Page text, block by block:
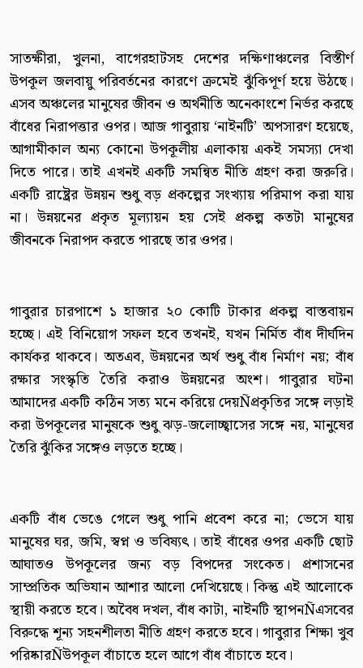
সাতক্ষীরা, খুলনা, বাগেরহাটসহ দেশের দক্ষিণাঞ্চলের বিস্তীর্ণ
উপকূল জলবায়ু পরিবর্তনের কারণে ক্রমেই ঝুঁকিপূর্ণ হয়ে উঠছে।
এসব অঞ্চলের মানুষের জীবন ও অর্থনীতি অনেকাংশে নির্ভর করছে
বাঁধের নিরাপত্তার ওপর। আজ গাবুরায় ‘নাইনটি’ অপসারণ হয়েছে,
আগামীকাল অন্য কোনো উপকূলীয় এলাকায় একই সমস্যা দেখা
দিতে পারে। তাই এখনই একটি সমন্বিত নীতি গ্রহণ করা জরুরি।
একটি রাষ্ট্রের উন্নয়ন শুধু বড় প্রকল্পের সংখ্যায় পরিমাপ করা যায়
না। উন্নয়নের প্রকৃত মূল্যায়ন হয় সেই প্রকল্প কতটা মানুষের
জীবনকে নিরাপদ করতে পারছে তার ওপর।
গাবুরার চারপাশে ১ হাজার ২০ কোটি টাকার প্রকল্প বাস্তবায়ন
হচ্ছে। এই বিনিয়োগ সফল হবে তখনই, যখন নির্মিত বাঁধ দীর্ঘদিন
কার্যকর থাকবে। অতএব, উন্নয়নের অর্থ শুধু বাঁধ নির্মাণ নয়; বাঁধ
রক্ষার সংস্কৃতি তৈরি করাও উন্নয়নের অংশ। গাবুরার ঘটনা
আমাদের একটি কঠিন সত্য মনে করিয়ে দেয়Ñপ্রকৃতির সঙ্গে লড়াই
করা উপকূলের মানুষকে শুধু ঝড়-জলোচ্ছ্বাসের সঙ্গে নয়, মানুষের
তৈরি ঝুঁকির সঙ্গেও লড়তে হচ্ছে।
একটি বাঁধ ভেঙে গেলে শুধু পানি প্রবেশ করে না; ভেসে যায়
মানুষের ঘর, জমি, স্বপ্ন ও ভবিষ্যৎ। তাই বাঁধের ওপর একটি ছোট
আঘাতও উপকূলের জন্য বড় বিপদের সংকেত। প্রশাসনের
সাম্প্রতিক অভিযান আশার আলো দেখিয়েছে। কিন্তু এই আলোকে
স্থায়ী করতে হবে। অবৈধ দখল, বাঁধ কাটা, নাইনটি স্থাপনÑএসবের
বিরুদ্ধে শূন্য সহনশীলতা নীতি গ্রহণ করতে হবে। গাবুরার শিক্ষা খুব
পরিষ্কারÑউপকূল বাঁচাতে হলে আগে বাঁধ বাঁচাতে হবে।